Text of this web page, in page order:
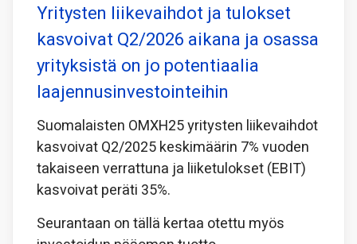
Yritysten liikevaihdot ja tulokset
kasvoivat Q2/2026 aikana ja osassa
yrityksistä on jo potentiaalia
laajennusinvestointeihin
Suomalaisten OMXH25 yritysten liikevaihdot
kasvoivat Q2/2025 keskimäärin 7% vuoden
takaiseen verrattuna ja liiketulokset (EBIT)
kasvoivat peräti 35%.
Seurantaan on tällä kertaa otettu myös